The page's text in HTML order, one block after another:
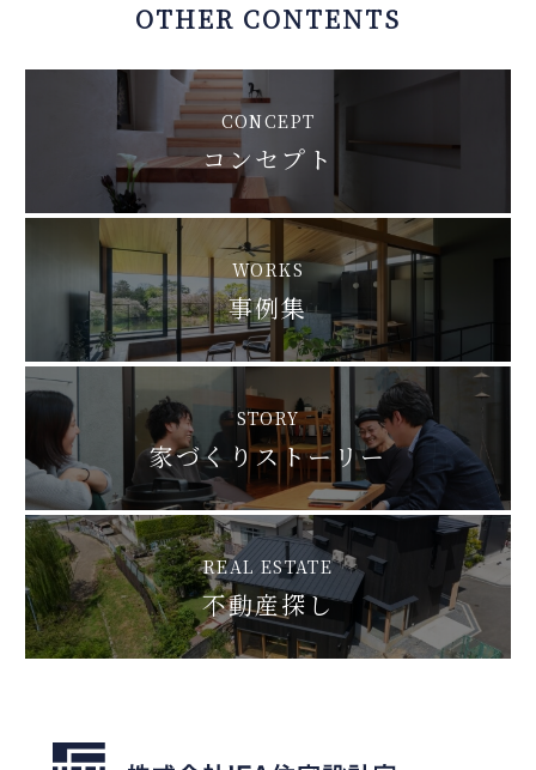
OTHER CONTENTS
CONCEPT
コンセプト
WORKS
事例集
STORY
家づくりストーリー
REAL ESTATE
不動産探し